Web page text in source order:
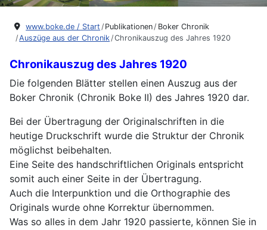
www.boke.de / Start Publikationen
Boker Chronik
Auszüge aus der Chronik Chronikauszug des Jahres 1920
Chronikauszug des Jahres 1920
Die folgenden Blätter stellen einen Auszug aus der
Boker Chronik (Chronik Boke II) des Jahres 1920 dar.
Bei der Übertragung der Originalschriften in die
heutige Druckschrift wurde die Struktur der Chronik
möglichst beibehalten.
Eine Seite des handschriftlichen Originals entspricht
somit auch einer Seite in der Übertragung.
Auch die Interpunktion und die Orthographie des
Originals wurde ohne Korrektur übernommen.
Was so alles in dem Jahr 1920 passierte, können Sie in